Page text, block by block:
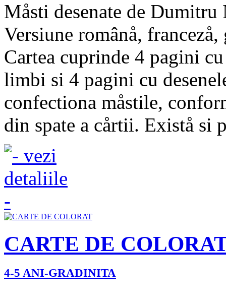
Måsti desenate de Dumitru
Versiune românå, francezå,
Cartea cuprinde 4 pagini
limbi si 4 pagini cu
confectiona måstile,
din spate a cårtii. Existå si
CARTE DE
4-5 ANI-GRADINITA